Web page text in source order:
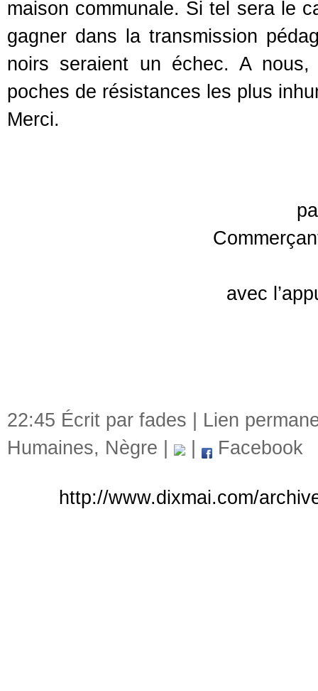
maison communale. Si tel sera le
gagner dans la transmission
noirs seraient un échec. A
poches de résistances les plus
Merci.
avec
22:45 Écrit par fades | Lien
Humaines, Nègre Facebook
http://www.dixmai.com/